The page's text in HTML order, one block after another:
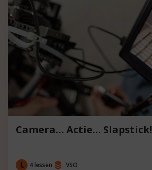
Camera… Actie… Slapstick!
4 lessen
VSO